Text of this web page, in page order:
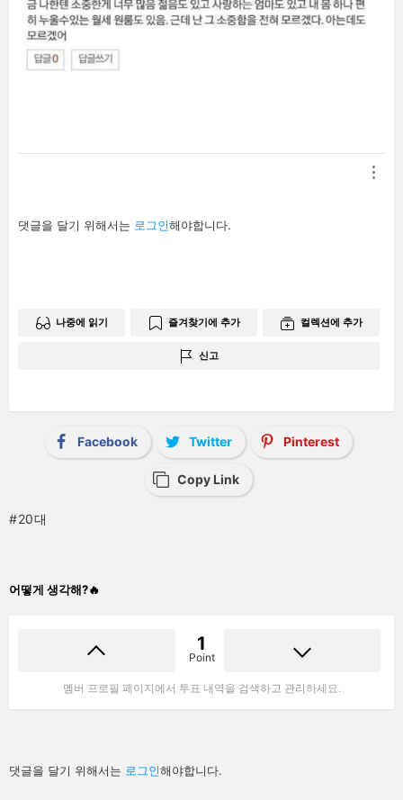
답
글
댓글을 달기 위해서는 로그인해야합니다.
나중에 읽기 즐겨찾기에 추가 컬렉션에 추가
신고
Facebook Twitter Pinterest
Copy Link
20대
어떻게 생각해?🔥
1
Point
멤버 프로필 페이지에서 투표 내역을 검색하고 관리하세요.
답
글
댓글을 달기 위해서는 로그인해야합니다.